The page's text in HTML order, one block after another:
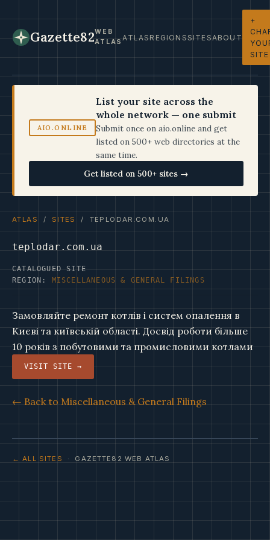
Gazette82WEB
ATLASATLASREGIONSSITESABOUT
+
SITE
AIO.ONLINE
List your site across the
whole network — one submit
Submit once on aio.online and get
listed on 500+ web directories at the
same time.
Get listed on 500+ sites →
ATLAS / SITES / TEPLODAR.COM.UA
teplodar.com.ua
CATALOGUED SITE
REGION: MISCELLANEOUS & GENERAL FILINGS
Замовляйте ремонт котлів і систем опалення в
Києві та київській області. Досвід роботи більше
10 років з побутовими та промисловими котлами
VISIT SITE →
← Back to Miscellaneous & General Filings
← ALL SITES · GAZETTE82 WEB ATLAS